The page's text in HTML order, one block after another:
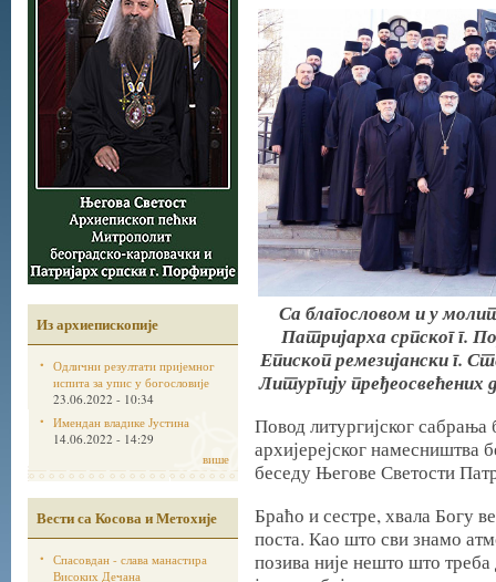
Из архиепископије
Одлични резултати пријемног
испита за упис у богословије
23.06.2022 - 10:34
Имендан владике Јустина
14.06.2022 - 14:29
више
Вести са Косова и Метохије
Спасовдан - слава манастира
Високих Дечана
Са благословом и у
Патријарха српског г.
Епископ ремезијански г.
Литургију
Повод литургијског сабрања
архијерејског намесништва
беседу Његове Светости
Браћо и сестре, хвала Богу
поста. Као што сви знамо
позива није нешто што